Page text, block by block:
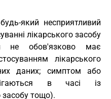
який несприятливий
лікарського засобу
не обов'язково має
лікарського
даних; симптом або
в часі із
засобу тощо).